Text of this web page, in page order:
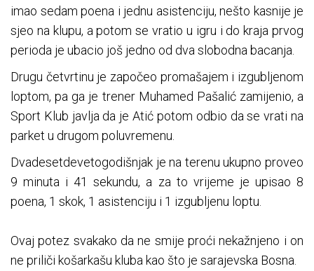
imao sedam poena i jednu asistenciju, nešto kasnije je
sjeo na klupu, a potom se vratio u igru i do kraja prvog
perioda je ubacio još jedno od dva slobodna bacanja.
Drugu četvrtinu je započeo promašajem i izgubljenom
loptom, pa ga je trener Muhamed Pašalić zamijenio, a
Sport Klub javlja da je Atić potom odbio da se vrati na
parket u drugom poluvremenu.
Dvadesetdevetogodišnjak je na terenu ukupno proveo
9 minuta i 41 sekundu, a za to vrijeme je upisao 8
poena, 1 skok, 1 asistenciju i 1 izgubljenu loptu.
Ovaj potez svakako da ne smije proći nekažnjeno i on
ne priliči košarkašu kluba kao što je sarajevska Bosna.